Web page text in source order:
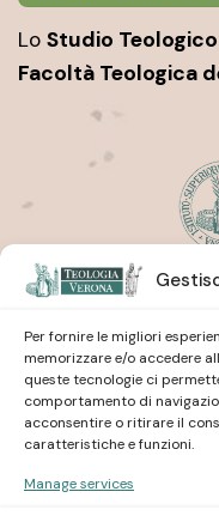
Per fornire le migliori
memorizzare e/o accedere
queste tecnologie ci
comportamento di
acconsentire o ritirare il
caratteristiche e funzioni.
Manage services
Lo Studio Teologico
Facoltà Teologica
Istituto Superiore
Istituto Superiore